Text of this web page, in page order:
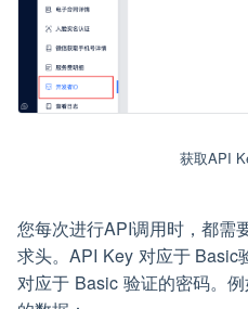
获取API
您每次进行API调用时，都需
求头。API Key 对应于 Basic
对应于 Basic 验证的密码。